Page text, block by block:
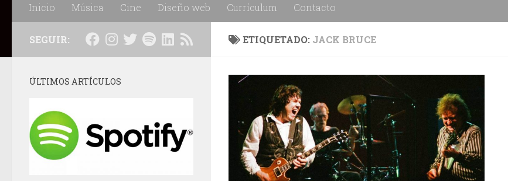
Inicio Música Cine Diseño web Currículum Contacto
ETIQUETADO: JACK BRUCE
SEGUIR:
ÚLTIMOS ARTÍCULOS